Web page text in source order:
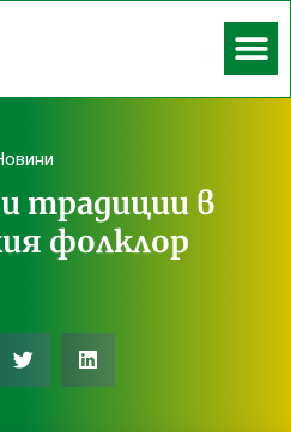
традиции в
фолклор